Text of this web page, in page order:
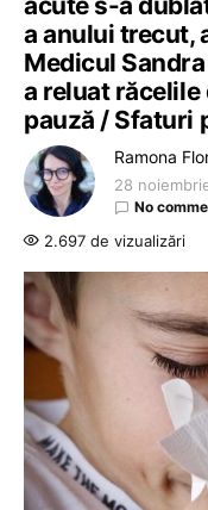
a anului trecut,
Medicul
a reluat răcelile
pauză / Sfaturi
Ramona
28
No
2.697 de vizualizări